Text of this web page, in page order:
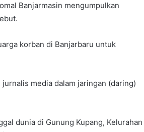
Banjarmasin mengumpulkan
korban di Banjarbaru untuk
media dalam jaringan (daring)
dunia di Gunung Kupang, Kelurahan